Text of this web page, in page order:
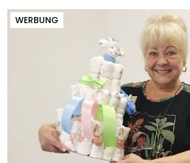
WERBUNG